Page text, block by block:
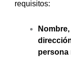
requisitos:
persona